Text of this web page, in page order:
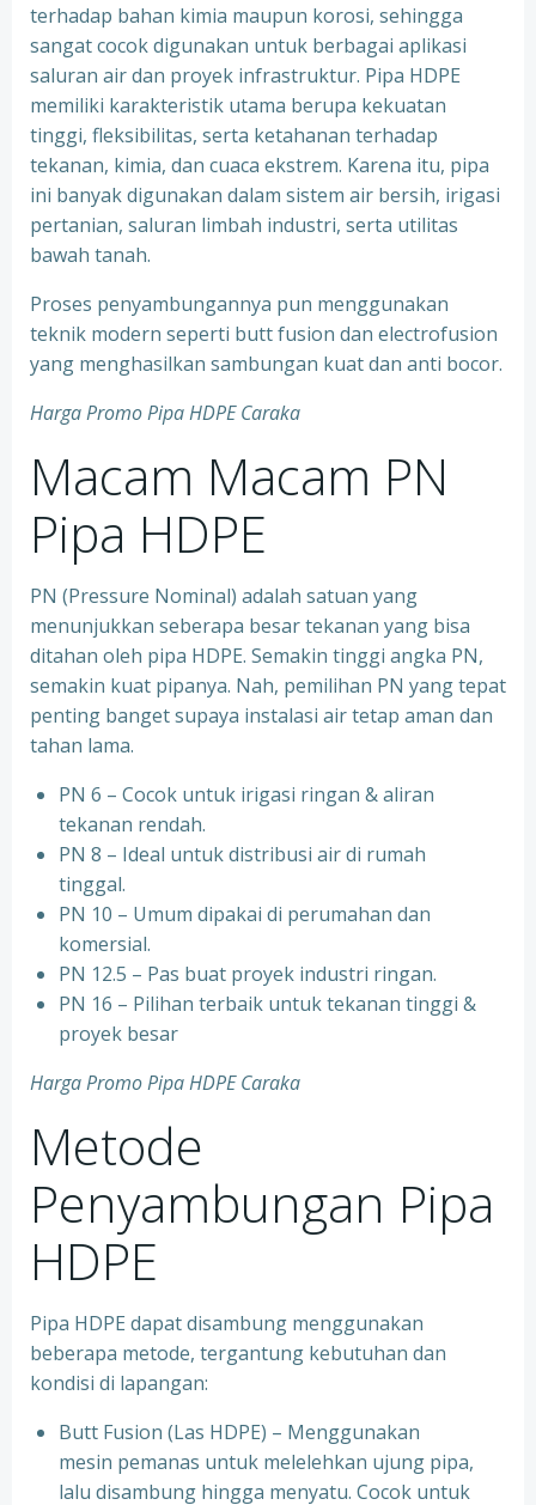
terhadap bahan kimia maupun korosi, sehingga
sangat cocok digunakan untuk berbagai aplikasi
saluran air dan proyek infrastruktur. Pipa HDPE
memiliki karakteristik utama berupa kekuatan
tinggi, fleksibilitas, serta ketahanan terhadap
tekanan, kimia, dan cuaca ekstrem. Karena itu, pipa
ini banyak digunakan dalam sistem air bersih, irigasi
pertanian, saluran limbah industri, serta utilitas
bawah tanah.
Proses penyambungannya pun menggunakan
teknik modern seperti butt fusion dan electrofusion
yang menghasilkan sambungan kuat dan anti bocor.
Harga Promo Pipa HDPE Caraka
Macam Macam PN
Pipa HDPE
PN (Pressure Nominal) adalah satuan yang
menunjukkan seberapa besar tekanan yang bisa
ditahan oleh pipa HDPE. Semakin tinggi angka PN,
semakin kuat pipanya. Nah, pemilihan PN yang tepat
penting banget supaya instalasi air tetap aman dan
tahan lama.
PN 6 – Cocok untuk irigasi ringan & aliran
tekanan rendah.
PN 8 – Ideal untuk distribusi air di rumah
tinggal.
PN 10 – Umum dipakai di perumahan dan
komersial.
PN 12.5 – Pas buat proyek industri ringan.
PN 16 – Pilihan terbaik untuk tekanan tinggi &
proyek besar
Harga Promo Pipa HDPE Caraka
Metode
Penyambungan Pipa
HDPE
Pipa HDPE dapat disambung menggunakan
beberapa metode, tergantung kebutuhan dan
kondisi di lapangan:
Butt Fusion (Las HDPE) – Menggunakan
mesin pemanas untuk melelehkan ujung pipa,
lalu disambung hingga menyatu. Cocok untuk